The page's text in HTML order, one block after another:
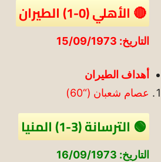
🔴 الأهلي (0-1) الطيران
التاريخ: 15/09/1973
أهداف الطيران
عصام شعبان (“60)
🟢 الترسانة (3-1) المنيا
التاريخ: 16/09/1973